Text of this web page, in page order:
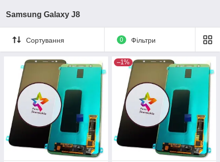
Samsung Galaxy J8
Сортування 0 Фільтри
–1%